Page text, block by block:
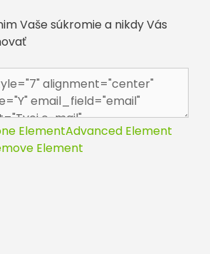
Vaše súkromie a nikdy Vás
ElementAdvanced Element
Element